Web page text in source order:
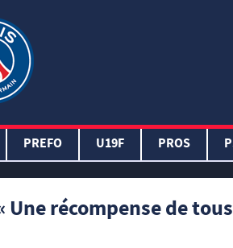
PREFO U19F PROS
Une récompense de